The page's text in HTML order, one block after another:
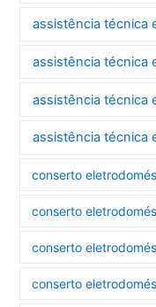
assistência técnica
assistência técnica
assistência técnica
assistência técnica
conserto
conserto
conserto
conserto